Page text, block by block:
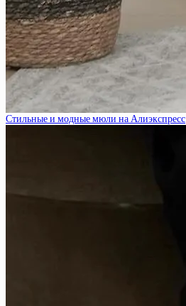
Стильные и модные мюли на Алиэкспресс